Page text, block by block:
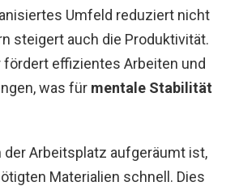
Umfeld reduziert nicht
steigert auch die Produktivität.
fördert effizientes Arbeiten und
was für mentale Stabilität
der Arbeitsplatz aufgeräumt ist,
Materialien schnell. Dies